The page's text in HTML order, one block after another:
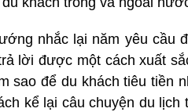
nhắc lại năm yêu cầu
lời được một cách xuất
sao để du khách tiêu tiền
kể lại câu chuyện du